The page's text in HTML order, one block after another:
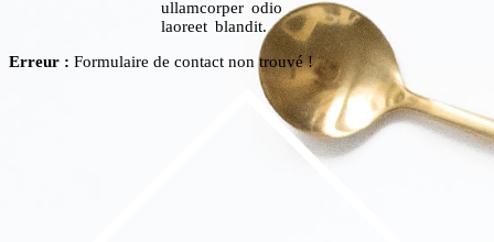
ullamcorper odio
laoreet blandit.
Erreur : Formulaire de contact non trouvé !